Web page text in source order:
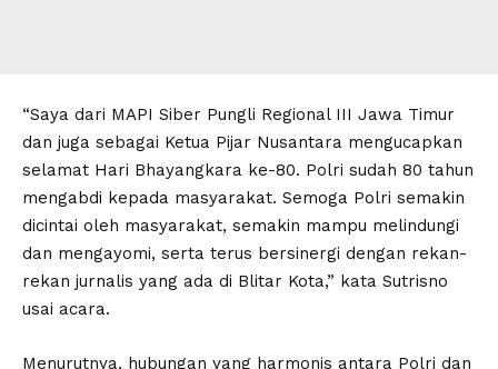
“Saya dari MAPI Siber Pungli Regional III Jawa Timur
dan juga sebagai Ketua Pijar Nusantara mengucapkan
selamat Hari Bhayangkara ke-80. Polri sudah 80 tahun
mengabdi kepada masyarakat. Semoga Polri semakin
dicintai oleh masyarakat, semakin mampu melindungi
dan mengayomi, serta terus bersinergi dengan rekan-
rekan jurnalis yang ada di Blitar Kota,” kata Sutrisno
usai acara.
Menurutnya, hubungan yang harmonis antara Polri dan